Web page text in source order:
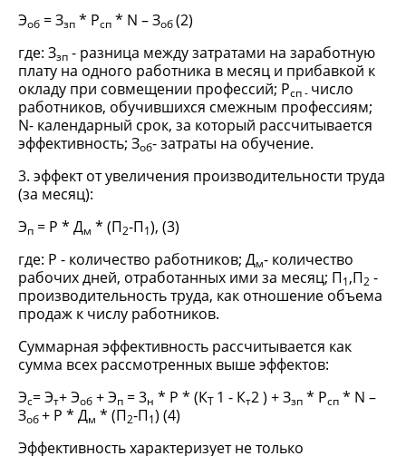
Эоб = Ззп * Рсп * N – Зоб(2)
где: Ззп - разница между затратами на заработную
плату на одного работника в месяц и прибавкой к
окладу при совмещении профессий; Рсп - число
работников, обучившихся смежным профессиям;
N- календарный срок, за который рассчитывается
эффективность; Зоб- затраты на обучение.
3. эффект от увеличения производительности труда
(за месяц):
Эп = Р * Дм * (П2-П1), (3)
где: Р - количество работников; Дм- количество
рабочих дней, отработанных ими за месяц; П1,П2 -
производительность труда, как отношение объема
продаж к числу работников.
Суммарная эффективность рассчитывается как
сумма всех рассмотренных выше эффектов:
Эс= Эт+ Эоб + Эп = 3н * Р * (КТ 1 - Кт2 ) + Ззп * Рсп * N –
Зоб+ Р * Дм * (П2-П1) (4)
Эффективность характеризует не только